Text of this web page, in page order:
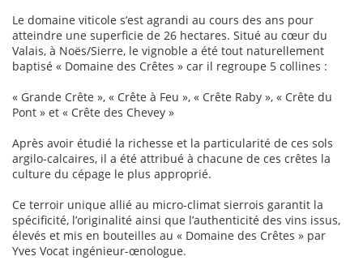
Le domaine viticole s’est agrandi au cours des ans pour
atteindre une superficie de 26 hectares. Situé au cœur du
Valais, à Noës/Sierre, le vignoble a été tout naturellement
baptisé « Domaine des Crêtes » car il regroupe 5 collines :
« Grande Crête », « Crête à Feu », « Crête Raby », « Crête du
Pont » et « Crête des Chevey »
Après avoir étudié la richesse et la particularité de ces sols
argilo-calcaires, il a été attribué à chacune de ces crêtes la
culture du cépage le plus approprié.
Ce terroir unique allié au micro-climat sierrois garantit la
spécificité, l’originalité ainsi que l’authenticité des vins issus,
élevés et mis en bouteilles au « Domaine des Crêtes » par
Yves Vocat ingénieur-œnologue.